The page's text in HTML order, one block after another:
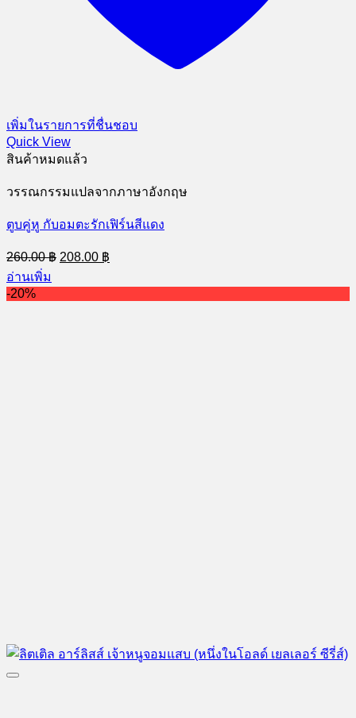
เพิ่มในรายการที่ชื่นชอบ
Quick View
สินค้าหมดแล้ว
วรรณกรรมแปลจากภาษาอังกฤษ
ตูบคู่หู กับอมตะรักเฟิร์นสีแดง
260.00฿ Original
price
260.00 ฿.
208.00 ฿
price
208.00 ฿.
อ่านเพิ่ม
-20%